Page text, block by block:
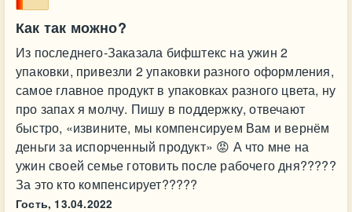
Как так можно?
Из последнего-Заказала бифштекс на ужин 2
упаковки, привезли 2 упаковки разного оформления,
самое главное продукт в упаковках разного цвета, ну
про запах я молчу. Пишу в поддержку, отвечают
быстро, «извините, мы компенсируем Вам и вернём
деньги за испорченный продукт» 😡 А что мне на
ужин своей семье готовить после рабочего дня?????
За это кто компенсирует?????
Гость, 13.04.2022